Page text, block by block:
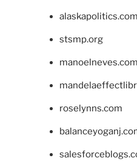
alaskapolitics.com
stsmp.org
manoelneves.com
roselynns.com